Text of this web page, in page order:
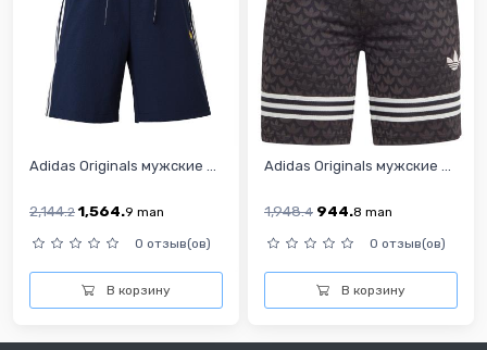
Adidas Originals мужские ...
2,144.2 1,564.9 man
0 отзыв(ов)
В корзину
Adidas Originals мужские ...
1,948.4 944.8 man
0 отзыв(ов)
В корзину